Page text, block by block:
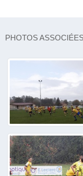
PHOTOS